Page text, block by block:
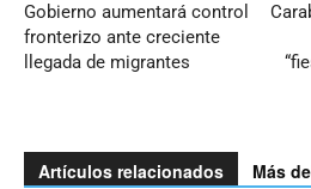
Gobierno aumentará control
fronterizo ante creciente
llegada de migrantes
Artículos relacionados Más